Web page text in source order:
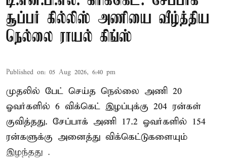
சூப்பர் கில்லிஸ் அணியை வீழ்த்திய
நெல்லை ராயல் கிங்ஸ்
Published on: 05 Aug 2026, 6:40 pm
முதலில் பேட் செய்த நெல்லை அணி 20
ஓவர்களில் 6 விக்கெட் இழப்புக்கு 204 ரன்கள்
குவித்தது. சேப்பாக் அணி 17.2 ஓவர்களில் 154
ரன்களுக்கு அனைத்து விக்கெட்டுகளையும்
இழந்தது .